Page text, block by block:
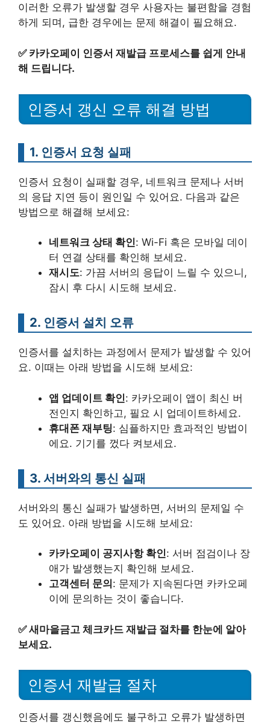
이러한 오류가 발생할 경우 사용자는 불편함을 경험
하게 되며, 급한 경우에는 문제 해결이 필요해요.
✅ 카카오페이 인증서 재발급 프로세스를 쉽게 안내
해 드립니다.
인증서 갱신 오류 해결 방법
1. 인증서 요청 실패
인증서 요청이 실패할 경우, 네트워크 문제나 서버
의 응답 지연 등이 원인일 수 있어요. 다음과 같은
방법으로 해결해 보세요:
네트워크 상태 확인: Wi-Fi 혹은 모바일 데이
터 연결 상태를 확인해 보세요.
재시도: 가끔 서버의 응답이 느릴 수 있으니,
잠시 후 다시 시도해 보세요.
2. 인증서 설치 오류
인증서를 설치하는 과정에서 문제가 발생할 수 있어
요. 이때는 아래 방법을 시도해 보세요:
앱 업데이트 확인: 카카오페이 앱이 최신 버
전인지 확인하고, 필요 시 업데이트하세요.
휴대폰 재부팅: 심플하지만 효과적인 방법이
에요. 기기를 껐다 켜보세요.
3. 서버와의 통신 실패
서버와의 통신 실패가 발생하면, 서버의 문제일 수
도 있어요. 아래 방법을 시도해 보세요:
카카오페이 공지사항 확인: 서버 점검이나 장
애가 발생했는지 확인해 보세요.
고객센터 문의 : 문제가 지속된다면 카카오페
이에 문의하는 것이 좋습니다.
✅새마을금고 체크카드 재발급 절차를 한눈에 알아
보세요.
인증서 재발급 절차
인증서를 갱신했음에도 불구하고 오류가 발생하면